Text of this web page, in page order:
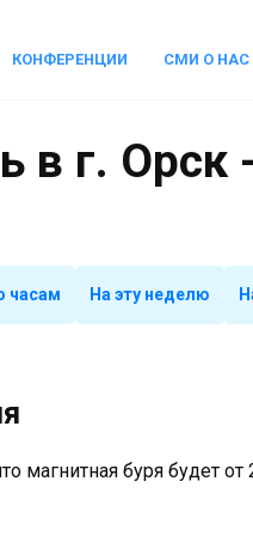
КОНФЕРЕНЦИИ СМИ О НАС
в г. Орск
часам На эту неделю
магнитная буря будет